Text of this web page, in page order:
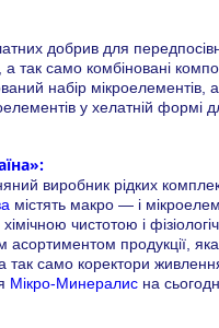
добрив для
а так само комбіновані
набір мікроелементів,
у хелатній формі
виробник рідких
містять макро — і
чистотою і
асортиментом продукції,
так само коректори
Мікро-Минералис на